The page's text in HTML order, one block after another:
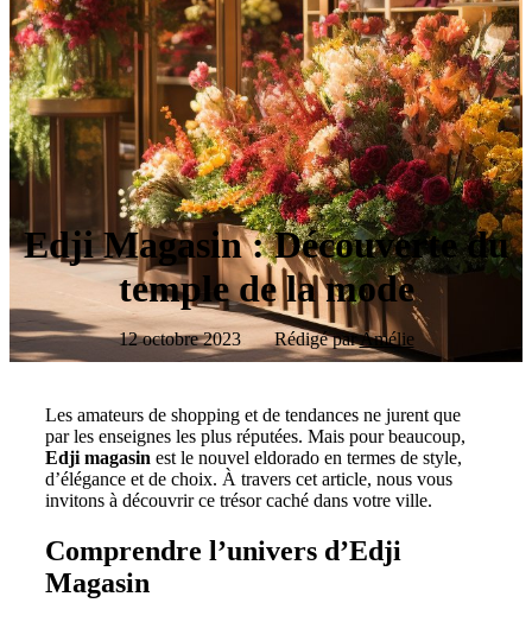
Edji Magasin : Découverte du
temple de la mode
12 octobre 2023 Rédigé parAmélie
Les amateurs de shopping et de tendances ne jurent que
par les enseignes les plus réputées. Mais pour beaucoup,
Edji magasin est le nouvel eldorado en termes de style,
d’élégance et de choix. À travers cet article, nous vous
invitons à découvrir ce trésor caché dans votre ville.
Comprendre l’univers d’Edji
Magasin